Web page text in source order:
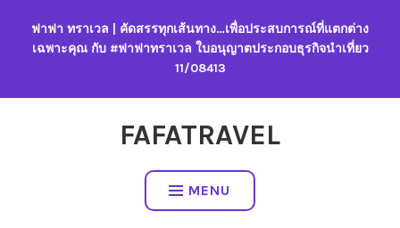
content
ฟาฟา ทราเวล | คัดสรรทุกเส้นทาง…เพื่อประสบการณ์ที่แตกต่าง
เฉพาะคุณ กับ #ฟาฟาทราเวล ใบอนุญาตประกอบธุรกิจนำเที่ยว
11/08413
FAFATRAVEL
MENU